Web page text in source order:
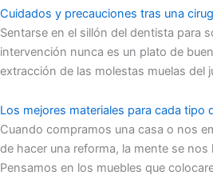
Cuidados y precauciones tras una
Sentarse en el sillón del dentista para
intervención nunca es un plato de
extracción de las molestas muelas del
Los mejores materiales para cada tipo
Cuando compramos una casa o nos
de hacer una reforma, la mente se nos
Pensamos en los muebles que